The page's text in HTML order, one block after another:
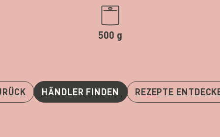
500 g
HÄNDLER FINDEN REZEPTE